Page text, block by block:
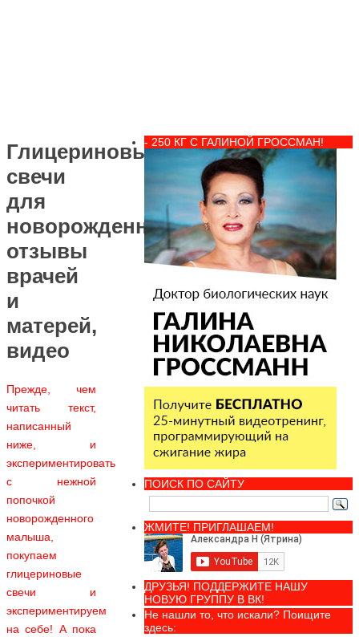
Глицериновые
свечи
для
новорожденных,
отзывы
врачей
и
матерей,
видео
Прежде, чем
читать текст,
написанный
ниже, и
экспериментировать
с нежной
попочкой
новорожденного
малыша,
покупаем
глицериновые
свечи и
экспериментируем
на себе! А пока
- 250 КГ С ГАЛИНОЙ ГРОССМАН!
ПОИСК ПО САЙТУ
ЖМИТЕ! ПРИГЛАШАЕМ!
ДРУЗЬЯ! ПОДДЕРЖИТЕ НАШУ
НОВУЮ ГРУППУ В ВК!
Не нашли то, что искали? Поищите
здесь: